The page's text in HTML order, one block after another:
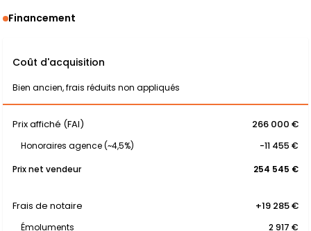
Financement
Coût d'acquisition
Bien ancien, frais réduits non appliqués
Prix affiché (FAI) 266 000 €
Honoraires agence (~4,5%)
-11 455 €
Prix net vendeur
254 545 €
Frais de notaire +19 285 €
Émoluments
2 917 €